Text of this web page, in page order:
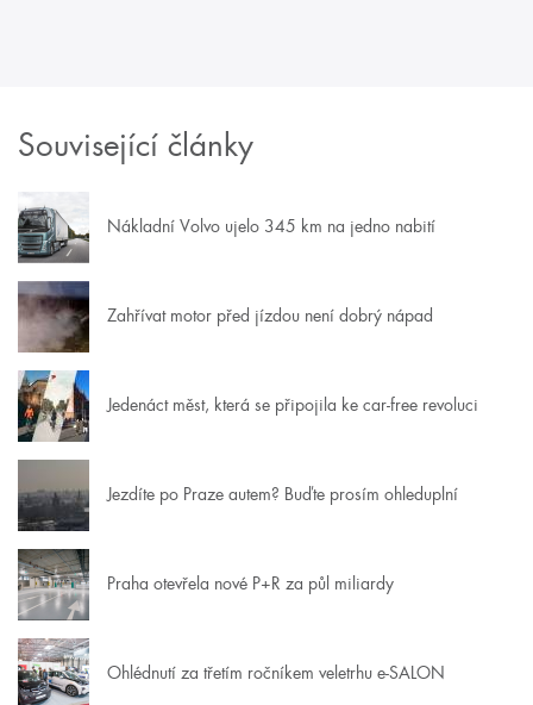
Související články
Nákladní Volvo ujelo 345 km na jedno nabití
Zahřívat motor před jízdou není dobrý nápad
Jedenáct měst, která se připojila ke car-free revoluci
Jezdíte po Praze autem? Buďte prosím ohleduplní
Praha otevřela nové P+R za půl miliardy
Ohlédnutí za třetím ročníkem veletrhu e-SALON